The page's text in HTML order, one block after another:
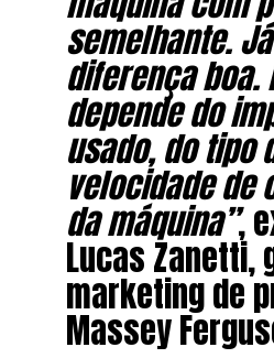
semelhante.
diferença boa.
depende do
usado, do tipo
velocidade de
da máquina”,
Lucas Zanetti,
marketing de
Massey